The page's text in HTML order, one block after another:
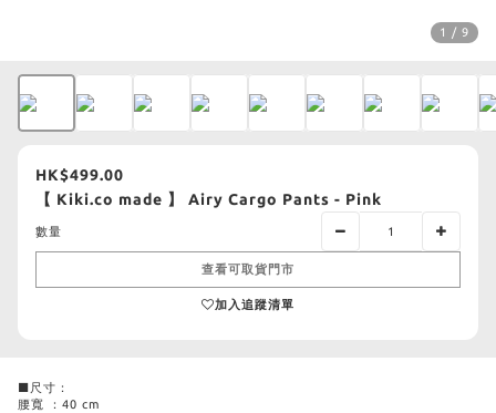
1 / 9
HK$499.00
【 Kiki.co made 】 Airy Cargo Pants - Pink
數量
查看可取貨門市
加入追蹤清單
■尺寸：
腰寬 ：40 cm